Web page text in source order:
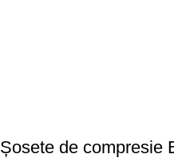
Șosete de compresie